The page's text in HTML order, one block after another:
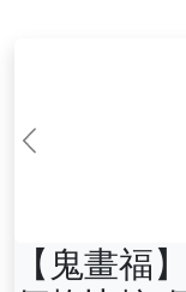
前一张
【鬼畫福